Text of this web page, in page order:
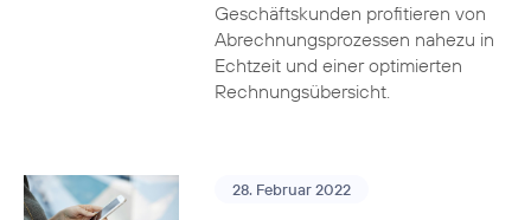
Geschäftskunden profitieren von
Abrechnungsprozessen nahezu in
Echtzeit und einer optimierten
Rechnungsübersicht.
28. Februar 2022